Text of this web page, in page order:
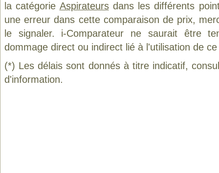
la catégorie Aspirateursdans les différents
une erreur dans cette comparaison de prix,
le signaler. i-Comparateur ne saurait être
dommage direct ou indirect lié à l'utilisation de
(*) Les délais sont donnés à titre indicatif,
d'information.